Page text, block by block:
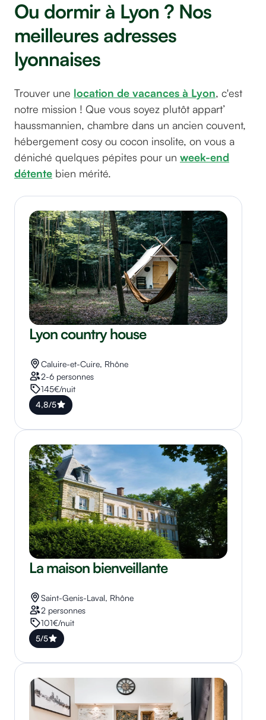
Ou dormir à Lyon ? Nos
meilleures adresses
lyonnaises
Trouver une location de vacances à Lyon, c'est
notre mission ! Que vous soyez plutôt appart’
haussmannien, chambre dans un ancien couvent,
hébergement cosy ou cocon insolite, on vous a
déniché quelques pépites pour un week-end
détente bien mérité.
Lyon country house
Caluire-et-Cuire, Rhône
2-6 personnes
145€/nuit
4,8/5
La maison bienveillante
Saint-Genis-Laval, Rhône
2 personnes
101€/nuit
5/5